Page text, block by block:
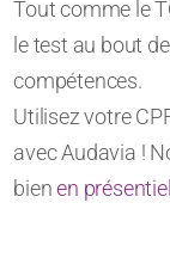
Tout comme le
le test au bout
compétences.
Utilisez votre
avec Audavia !
bienen présentiel